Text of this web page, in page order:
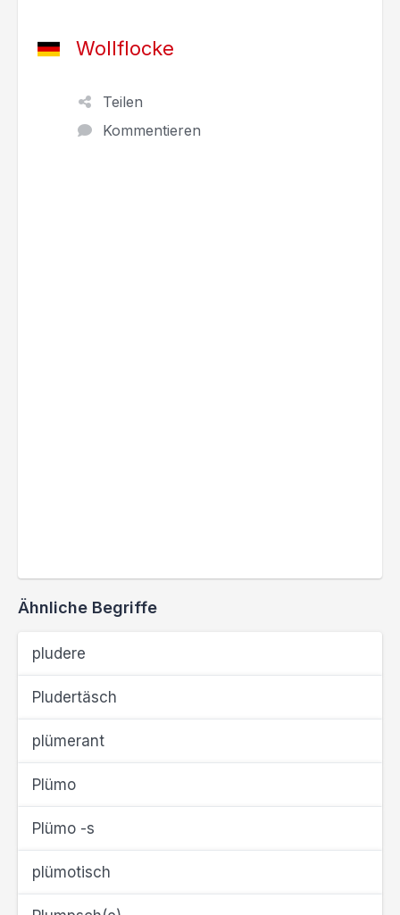
Wollflocke
Teilen
Kommentieren
Ähnliche Begriffe
pludere
Pludertäsch
plümerant
Plümo
Plümo -s
plümotisch